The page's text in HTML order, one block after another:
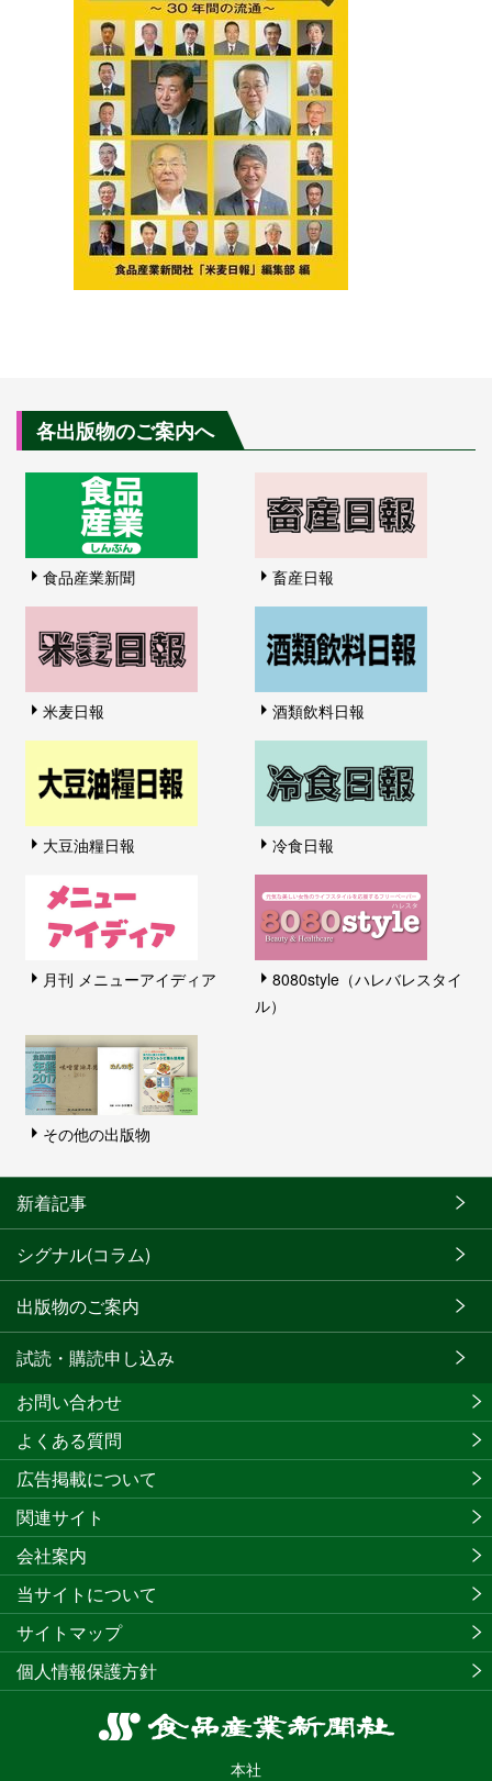
各出版物のご案内へ
食品産業新聞 畜産日報
米麦日報 酒類飲料日報
大豆油糧日報 冷食日報
月刊 メニューアイディア
8080style（ハレバレスタイ
ル）
その他の出版物
新着記事
シグナル(コラム)
出版物のご案内
試読・購読申し込み
食
本社
お問い合わせ
よくある質問
広告掲載について
関連サイト
会社案内
当サイトについて
サイトマップ
個人情報保護方針